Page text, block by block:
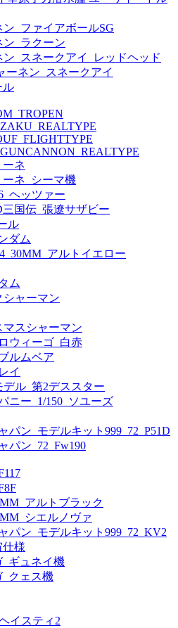
_ファイアボールSG
ン_ラクーン
_スネークアイ_レッドヘッド
ーネン_スネークアイ
ル
ーネ
ネ_シーマ機
ヘッツァー
国伝_張遼サザビー
ル
ダム
アルトイエロー
ム
シャーマン
スシャーマン
ウィーゴ_白赤
ルムベア
イ
ル_第2デススター
ニー_1/150_ソユーズ
パン_モデルキット999_72_P51D
パン_72_Fw190
アルトブラック
シエルノヴァ
パン_モデルキット999_72_KV2
仕様
ギュネイ機
クェス機
イスティ2